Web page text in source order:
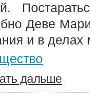
Деве
и в делах
дальше